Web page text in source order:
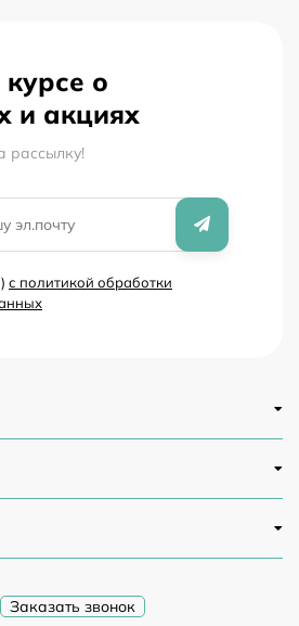
о
и акциях
рассылкy!
с политикой обработки
Заказать звонок